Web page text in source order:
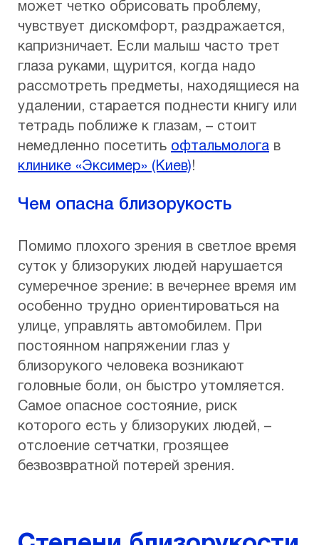
может четко обрисовать проблему,
чувствует дискомфорт, раздражается,
капризничает. Если малыш часто трет
глаза руками, щурится, когда надо
рассмотреть предметы, находящиеся на
удалении, старается поднести книгу или
тетрадь поближе к глазам, – стоит
немедленно посетить офтальмолога в
клинике «Эксимер» (Киев)!
Чем опасна близорукость
Помимо плохого зрения в светлое время
суток у близоруких людей нарушается
сумеречное зрение: в вечернее время им
особенно трудно ориентироваться на
улице, управлять автомобилем. При
постоянном напряжении глаз у
близорукого человека возникают
головные боли, он быстро утомляется.
Самое опасное состояние, риск
которого есть у близоруких людей, –
отслоение сетчатки, грозящее
безвозвратной потерей зрения.